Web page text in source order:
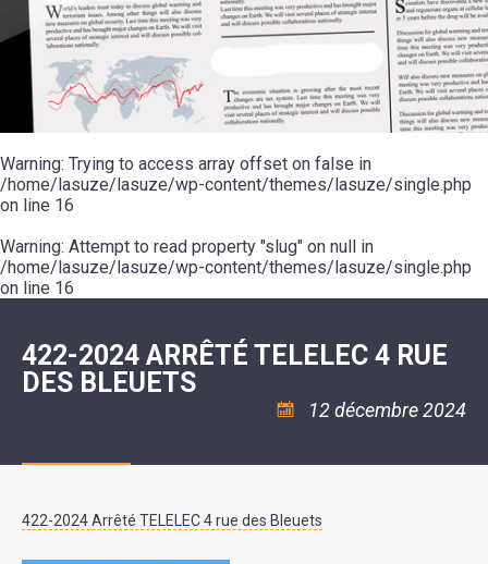
20ÈME
SIÈCLE
RÉUNIONS
DU
CONSEIL
MUNICIPAL
ARRÊTÉS
DÉCISIONS
MAIRE
MOT
DE
LA
MINORITÉ
LES
ÉCOLES
COLLÈGE
ESPACE
JEUNES
11
18
:
ASSOCIATION
COULÉE
DOUCE
ENVIRONNEMENT
L'EAU
L'ASSAINISSEMENT
RÉSIDENCE
AUTONOMIE
LE
CCAS
LA
POLICE
SÉCURITÉ
/
RISQUES
MAJEURS
MUSIQUE
L'ÉCOLE
COMMUNAUTAIRE
DANSE
PISCINE
ASSOCIATIONS
VOIE
VERTE
VISITES
DÉCOUVERTES
LES
RANDONNÉES
LE
POUR
CAMPING-
CARS
TENTES
CARAVANES
LA
HALTE
FLUVIALE
SUZE
Warning: Trying to access array offset on false in
/home/lasuze/lasuze/wp-content/themes/lasuze/single.php
on line 16
Warning: Attempt to read property "slug" on null in
/home/lasuze/lasuze/wp-content/themes/lasuze/single.php
on line 16
422-2024 ARRÊTÉ TELELEC 4 RUE
DES BLEUETS
12 décembre 2024
422-2024 Arrêté TELELEC 4 rue des Bleuets